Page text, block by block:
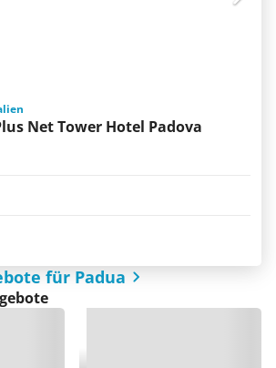
Net Tower Hotel Padova
für Padua